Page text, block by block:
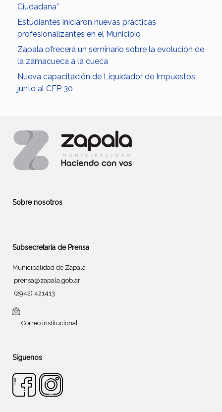
Ciudadana”
Estudiantes iniciaron nuevas prácticas
profesionalizantes en el Municipio
Zapala ofrecerá un seminario sobre la evolución de
la zamacueca a la cueca
Nueva capacitación de Liquidador de Impuestos
junto al CFP 30
Sobre nosotros
Subsecretaría de Prensa
Municipalidad de Zapala
prensa@zapala.gob.ar
(2942) 421413
Correo institucional
Síguenos